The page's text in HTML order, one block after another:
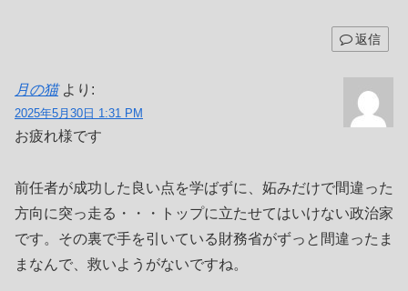
返信
月の猫 より:
2025年5月30日 1:31 PM
お疲れ様です
前任者が成功した良い点を学ばずに、妬みだけで間違った
方向に突っ走る・・・トップに立たせてはいけない政治家
です。その裏で手を引いている財務省がずっと間違ったま
まなんで、救いようがないですね。